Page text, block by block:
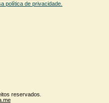
reservados.
política de privacidade.